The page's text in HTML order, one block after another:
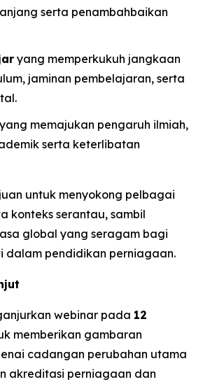
serta penambahbaikan
yang memperkukuh jangkaan
jaminan pembelajaran, serta
yang memajukan pengaruh ilmiah,
serta keterlibatan
untuk menyokong pelbagai
konteks serantau, sambil
global yang seragam bagi
dalam pendidikan perniagaan.
webinar pada 12
memberikan gambaran
cadangan perubahan utama
akreditasi perniagaan dan